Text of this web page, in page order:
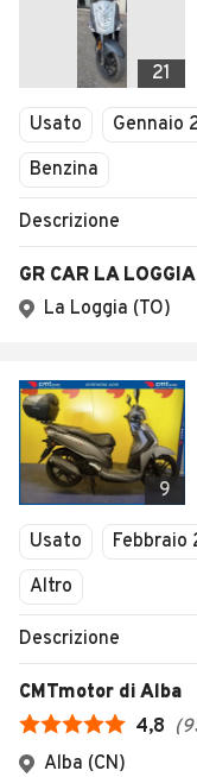
21
Usato Gennaio
Benzina
Descrizione
GR CAR LA LOGGIA
La Loggia (TO)
9
Usato Febbraio
Altro
Descrizione
CMTmotor di Alba
4,8 (
Alba (CN)